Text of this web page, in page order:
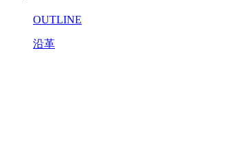
OUTLINE
沿革